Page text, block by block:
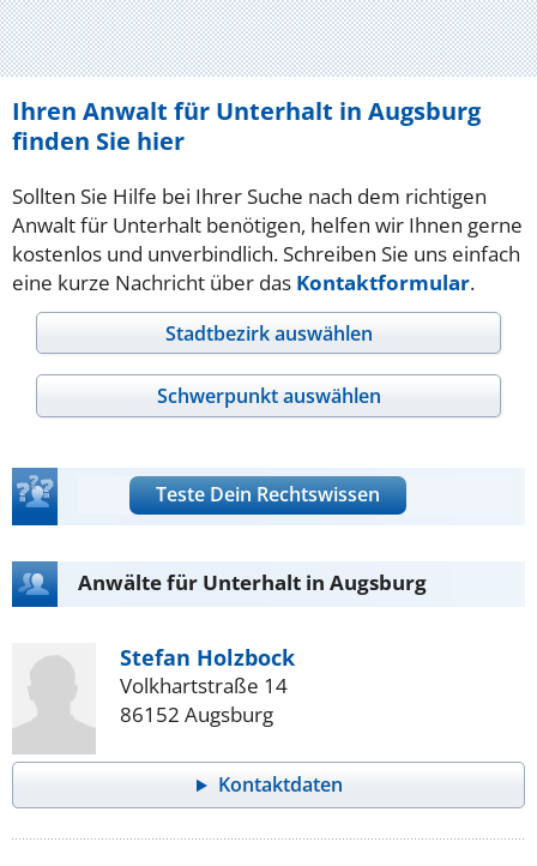
Ihren Anwalt für Unterhalt in Augsburg
finden Sie hier
Sollten Sie Hilfe bei Ihrer Suche nach dem richtigen
Anwalt für Unterhalt benötigen, helfen wir Ihnen gerne
kostenlos und unverbindlich. Schreiben Sie uns einfach
eine kurze Nachricht über das Kontaktformular.
Stadtbezirk auswählen
Schwerpunkt auswählen
Teste Dein Rechtswissen
Anwälte für Unterhalt in Augsburg
Stefan Holzbock
Volkhartstraße 14
86152 Augsburg
Kontaktdaten